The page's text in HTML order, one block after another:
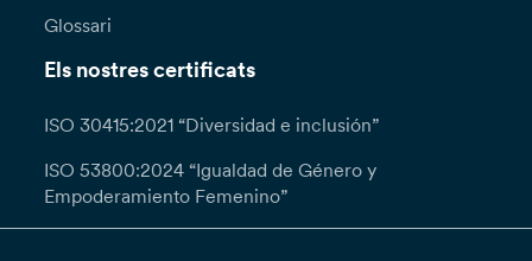
Glossari
Els nostres certificats
ISO 30415:2021 “Diversidad e inclusión”
ISO 53800:2024 “Igualdad de Género y
Empoderamiento Femenino”